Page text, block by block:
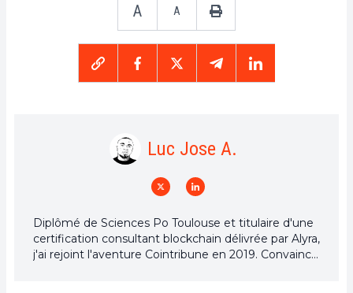
A A
Luc Jose A.
Diplômé de Sciences Po Toulouse et titulaire d'une
certification consultant blockchain délivrée par Alyra,
j'ai rejoint l'aventure Cointribune en 2019. Convaincu